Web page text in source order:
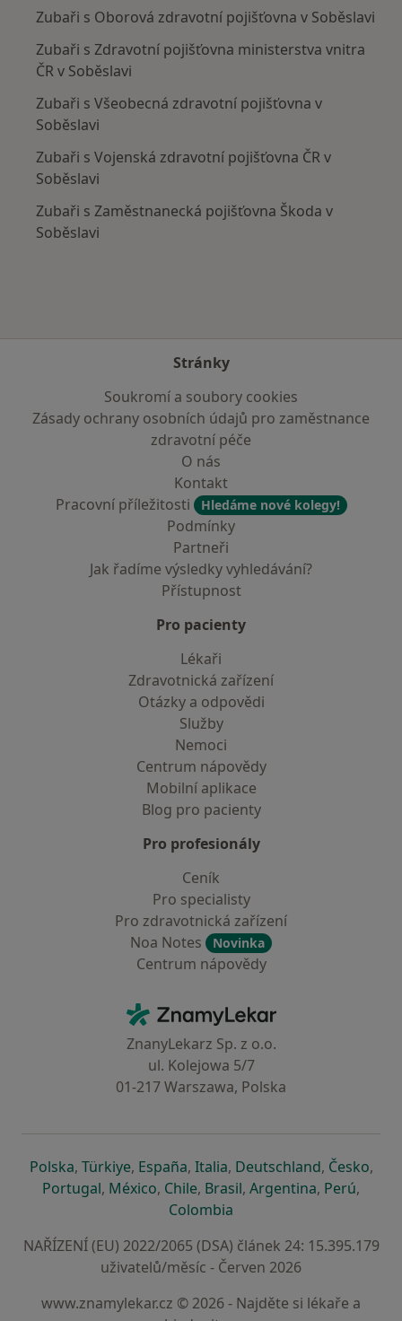
Zubaři s Oborová zdravotní pojišťovna v Soběslavi
Zubaři s Zdravotní pojišťovna ministerstva vnitra
ČR v Soběslavi
Zubaři s Všeobecná zdravotní pojišťovna v
Soběslavi
Zubaři s Vojenská zdravotní pojišťovna ČR v
Soběslavi
Zubaři s Zaměstnanecká pojišťovna Škoda v
Soběslavi
Stránky
Soukromí a soubory cookies
Zásady ochrany osobních údajů pro zaměstnance
zdravotní péče
O nás
Kontakt
Pracovní příležitosti
Hledáme nové kolegy!
Podmínky
Partneři
Jak řadíme výsledky vyhledávání?
Přístupnost
Pro pacienty
Lékaři
Zdravotnická zařízení
Otázky a odpovědi
Služby
Nemoci
Centrum nápovědy
Mobilní aplikace
Blog pro pacienty
Pro profesionály
Ceník
Pro specialisty
Pro zdravotnická zařízení
Noa Notes
Novinka
Centrum nápovědy
ZnamyLekar - Hlavní stránka
ZnanyLekarz Sp. z o.o.
ul. Kolejowa 5/7
01-217 Warszawa, Polska
Polskase otevře v nové záložce
, Türkiyese otevře v nové záložce
, Españase otevře v nové záložce
, Italiase otevře v nové záložce
, Deutschlandse otevře v
, Českose
,
Portugalse otevře v nové záložce
, Méxicose otevře v nové záložce
, Chilese otevře v nové záložce
, Brasilse otevře v nové
, Argentinase otevře v
, Perúse
,
Colombia
NAŘÍZENÍ (EU) 2022/2065 (DSA) článek 24: 15.395.179
uživatelů/měsíc - Červen 2026
www.znamylekar.cz © 2026 - Najděte si lékaře a